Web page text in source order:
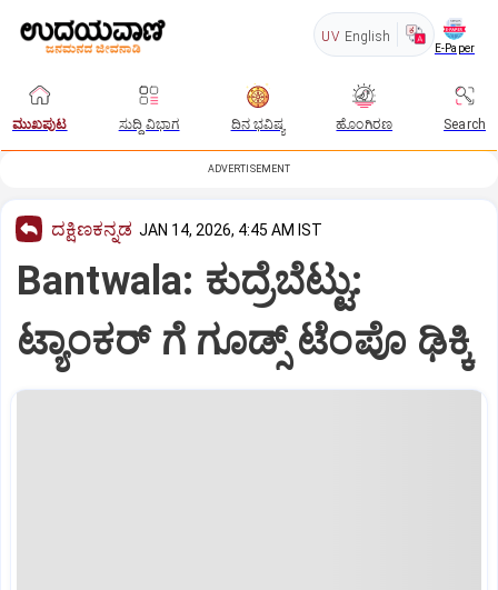
UV English
E-Paper
ಮುಖಪುಟ ಸುದ್ದಿ ವಿಭಾಗ ದಿನ ಭವಿಷ್ಯ ಹೊಂಗಿರಣ Search
ADVERTISEMENT
ದಕ್ಷಿಣಕನ್ನಡ JAN 14, 2026, 4:45 AM IST
Bantwala: ಕುದ್ರೆಬೆಟ್ಟು:
ಟ್ಯಾಂಕರ್ ಗೆ ಗೂಡ್ಸ್ ಟೆಂಪೊ ಢಿಕ್ಕಿ